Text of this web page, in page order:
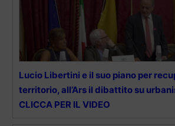
Lucio Libertini e il suo piano per
territorio, all’Ars il dibattito su
CLICCA PER IL VIDEO